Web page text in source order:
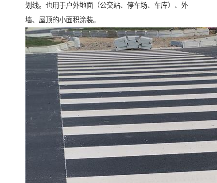
划线。也用于户外地面（公交站、停车场、车库）、外
墙、屋顶的小面积涂装。